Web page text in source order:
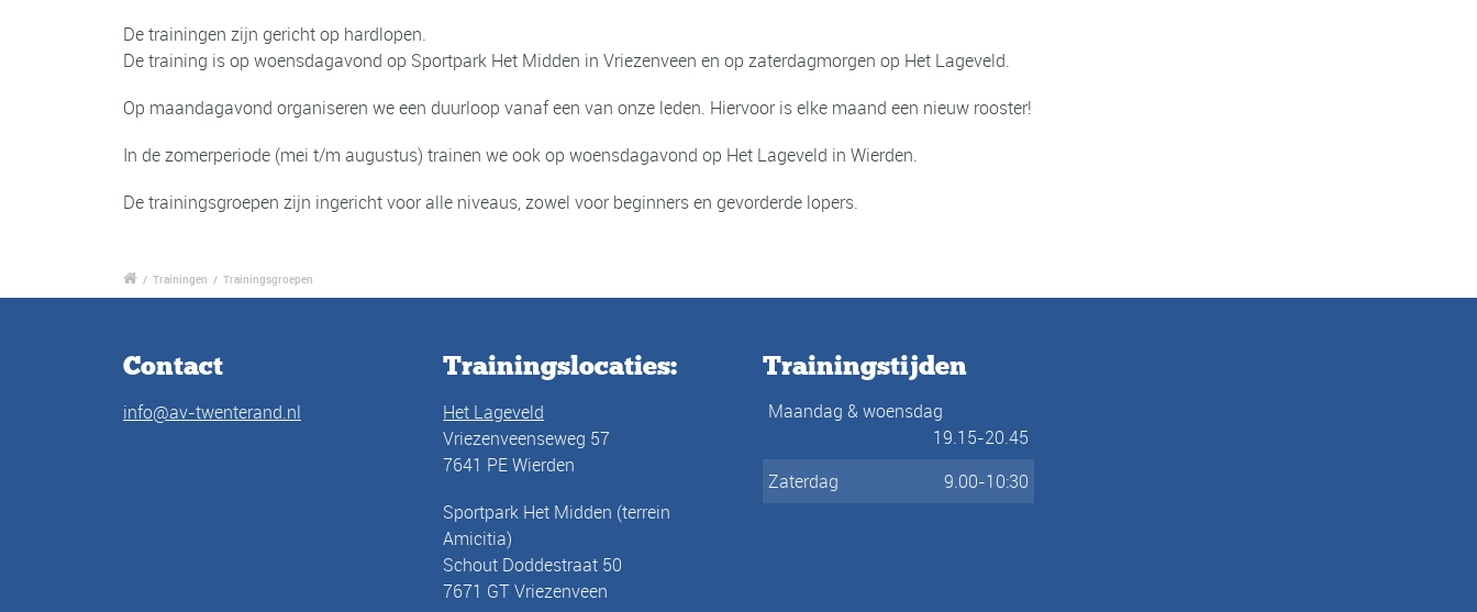
De trainingen zijn gericht op hardlopen.
De training is op woensdagavond op Sportpark Het Midden in Vriezenveen en op zaterdagmorgen op Het Lageveld.
Op maandagavond organiseren we een duurloop vanaf een van onze leden. Hiervoor is elke maand een nieuw rooster!
In de zomerperiode (mei t/m augustus) trainen we ook op woensdagavond op Het Lageveld in Wierden.
De trainingsgroepen zijn ingericht voor alle niveaus, zowel voor beginners en gevorderde lopers.
/ Trainingen / Trainingsgroepen
Contact
info@av-twenterand.nl
Trainingslocaties:
Het Lageveld
Vriezenveenseweg 57
7641 PE Wierden
Sportpark Het Midden (terrein
Amicitia)
Schout Doddestraat 50
7671 GT Vriezenveen
Trainingstijden
Maandag & woensdag
19.15-20.45
Zaterdag
9.00-10:30